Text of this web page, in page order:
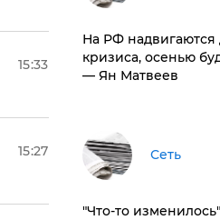
15:33
15:27
На РФ надвигаются
кризиса, осенью
— Ян Матвеев
Сеть
​"Что-то